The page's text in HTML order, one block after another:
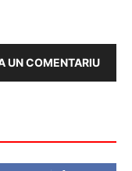
UN COMENTARIU